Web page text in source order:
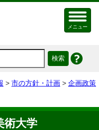
メニュー
> 市の方針・計画 > 企画政策
術大学